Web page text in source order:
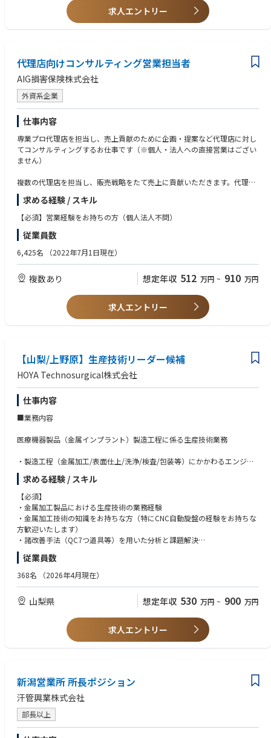
求人エントリー
代理店向けコンサルティング営業担当者
AIG損害保険株式会社
外資系企業
仕事内容
専業プロ代理店を担当し、売上貢献のために企画・提案など代理店に対し
てコンサルティングするお仕事です（※個人・法人への直接営業はござい
ません）
複数の代理店を担当し、販売戦略をたて売上に貢献いただきます。代理店
の方からの信頼も厚く、誇りとやりがいを持てるお仕事です。
本社と地域事業本部の方針に則り戦略・施策を遂行していただくことを期
待します。
中長期的には難易度の高いマーケット開発や将来専業プロ代理店となる研
修生の採用・育成などもお任せしていきます。保険商品のみならず仕事を
通じて幅広く多くのことを学び、プロフェッショナルに成長できます。
【教育研修】座学とOJTを組み合わせ、保険の知識や業務の流れを徐々に
す。未経験者でもしっかりと育成していきますのでご安心ください。
・希望勤務地制度は、北海道から沖縄まで日本全国を11の勤務エリアに区
分し、その中から希望勤務エリアを選択し、そのエリア外へ転勤すること
なく、希望する地域に根付いてキャリアを築いていく制度です。
ージの状況に応じて変更を申請することが可能です。
・11の勤務エリア：札幌エリア、仙台エリア、さいたまエリア、東京エリ
福岡エリア、沖縄エリア
・多様なキャリア（様々な経験）を重視して全国転勤も選択可能です。
■募集勤務地
下記から就業を希望する勤務地をお知らせください。複数選択する場合は
希望順位もお知らせください。
※2026年8月6日時点の募集勤務地※募集勤務地は採用状況によって更新
されます。
・旭川支店：北海道 旭川市四条通12-左10 AIG旭川ビル
・仙台支店：宮城県 仙台市青葉区一番町1-8-3 AIG仙台ビル
・盛岡支店：岩手県 盛岡市本町通3-18-45 AIG盛岡ﾋﾞﾙ
・山形支店：山形県 山形市七日町3-5-20 AIG山形ビル
・郡山支店：福島県 郡山市虎丸町24-8 AIG郡山ﾋﾞﾙ
・茨城支店：茨城県 水戸市中央2-6-29 AIG水戸ﾋﾞﾙ
・新潟支店：新潟県 新潟市中央区上大川前通六番町1214-2 大同生命新潟
ﾋﾞﾙ
・長野支店：長野県 松本市本庄1-3-10 松本博労町ﾋﾞﾙ 7F
・埼玉支店：埼玉県 さいたま市大宮区大門町3-54 AIG大宮ビル
・山陰支店：島根県 松江市伊勢宮町519-1 山陰中央新報駅前ビル 6F
・山口支店：山口県 周南市本町1-3 大同生命徳山ビル 9F
求める経験 / スキル
【必須】営業経験をお持ちの方（個人法人不問）
従業員数
6,425名 （2022年7月1日現在）
複数あり 想定年収 512 万円 ~ 910 万円
求人エントリー
【山梨/上野原】生産技術リーダー候補
HOYA Technosurgical株式会社
仕事内容
■業務内容
医療機器製品（金属インプラント）製造工程に係る生産技術業務
・製造工程（金属加工/表面仕上/洗浄/検査/包装等）にかかわるエンジニ
アリング業務全般
・製造プロセスの工程設計および工程検証/バリデーション、技術文書の作
成
・開発部から製造部への新製品移管、技術標準、手順書の作成
・製造工程の工程改善、効率化（自動化・省人化含む）
・NC/CNC加工プログラムの作成および試作、検証、量産技術確立
・事業所全体のユーティリティー管理
チームリーダーとしてチームのマネジメント業務
・チームのKPI設定と行動計画策定/実施
求める経験 / スキル
【必須】
・金属加工製品における生産技術の業務経験
・金属加工技術の知識をお持ちな方（特にCNC自動旋盤の経験をお持ちな
方歓迎いたします）
・諸改善手法（QC7つ道具等）を用いた分析と課題解決
【歓迎する経験・知識】
・ISO監査実務対応
・クリーンルーム環境管理経験
・医療機器関連業界での技術・開発業務の経験者
従業員数
368名 （2026年4月現在）
山梨県 想定年収 530 万円 ~ 900 万円
求人エントリー
新潟営業所 所長ポジション
汗管興業株式会社
部長以上